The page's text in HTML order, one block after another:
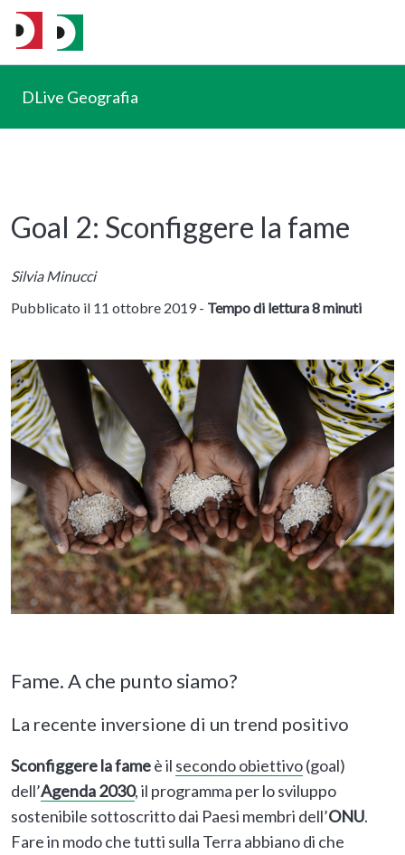
DLive Geografia
Goal 2: Sconfiggere la fame
Silvia Minucci
Pubblicato il 11 ottobre 2019 - Tempo di lettura 8 minuti
Fame. A che punto siamo?
La recente inversione di un trend positivo
Sconfiggere la fameè il secondo obiettivo(goal)
dell’Agenda 2030, il programma per lo sviluppo
sostenibile sottoscritto dai Paesi membri dell’ONU.
Fare in modo che tutti sulla Terra abbiano di che